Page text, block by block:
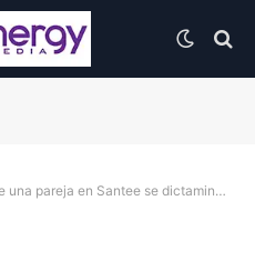
Santee se dictaminó como asesinato-suicidio